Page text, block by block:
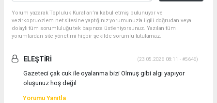
Yorum yazarak Topluluk Kuralları’nı kabul etmiş bulunuyor ve
vezirkopruozlem.net sitesine yaptığınız yorumunuzla ilgili doğrudan veya
dolaylı tüm sorumluluğu tek başınıza üstleniyorsunuz. Yazılan tüm
yorumlardan site yönetimi hiçbir şekilde sorumlu tutulamaz.
ELEŞTİRİ (23.05.2026 08:11 - #5646)
Gazeteci çak cuk ile oyalanma bizi Olmuş gibi algı yapıyor
oluşunuz hoş değil
Yorumu Yanıtla